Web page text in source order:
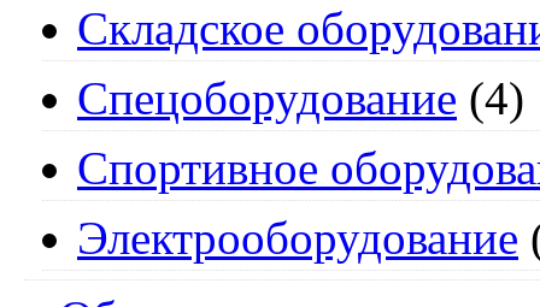
Складское
Спецоборудование (4)
Спортивное
Электрооборудование